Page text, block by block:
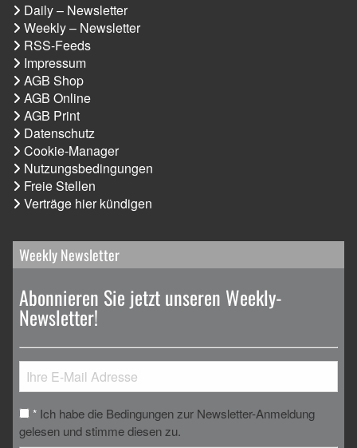
Daily – Newsletter
Weekly – Newsletter
RSS-Feeds
Impressum
AGB Shop
AGB Online
AGB Print
Datenschutz
Cookie-Manager
Nutzungsbedingungen
Freie Stellen
Verträge hier kündigen
Weekly Newsletter
Abonnieren Sie jetzt unseren Weekly-
Newsletter!
* Ich habe die Bedingungen zur Newsletter-Anmeldung
gelesen und stimme diesen zu.